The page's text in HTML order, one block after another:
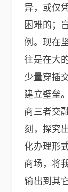
异，或仅
困难的；
例。现在
往是在大
少量穿插
建立壁垒
商三者交
刻，探究
化办理形
商场，将
输出到其